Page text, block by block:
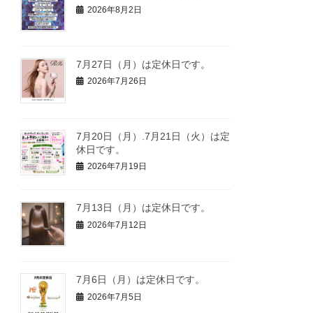
2026年8月2日
7月27日（月）は定休日です。
2026年7月26日
7月20日（月）.7月21日（火）は定
休日です。
2026年7月19日
7月13日（月）は定休日です。
2026年7月12日
7月6日（月）は定休日です。
2026年7月5日